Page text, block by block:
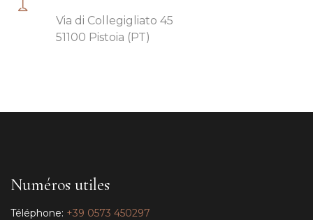
Via di Collegigliato 45
51100 Pistoia (PT)
Numéros utiles
Téléphone: +39 0573 450297